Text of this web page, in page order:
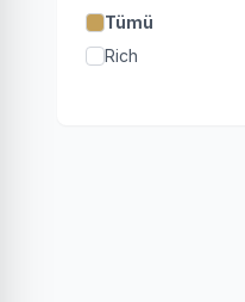
Tümü
Rich